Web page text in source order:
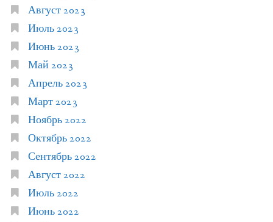
Август 2023
Июль 2023
Июнь 2023
Май 2023
Апрель 2023
Март 2023
Ноябрь 2022
Октябрь 2022
Сентябрь 2022
Август 2022
Июль 2022
Июнь 2022